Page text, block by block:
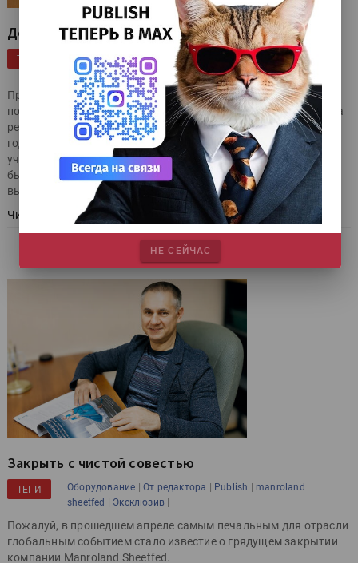
Декорируя металл
ТЕГИ Оборудование|От редактора Publish|Цифровая печать
Выставки|Эксклюзив|Этикетка и упаковка|
Прошедшая в мае в немецком Эссене выставка MetPack,
посвящённая индустрии декорирования металла, установила
рекорд по посещаемости. Мероприятие проходит раз в три
года, и в этот раз посмотреть на решения 352 компаний-
участниц пришло более 7 тысяч специалистов (в 2023 году
было 313 экспонентов и около 6500 посетителей). Так что же
вызвало рост выставки более чем на 15%?
Читать далее
Закрыть с чистой совестью
ТЕГИ Оборудование |От редактора | Publish | manroland
sheetfed | Эксклюзив |
Пожалуй, в прошедшем апреле самым печальным для отрасли
глобальным событием стало известие о грядущем закрытии
компании Manroland Sheetfed.
НЕ СЕЙЧАС